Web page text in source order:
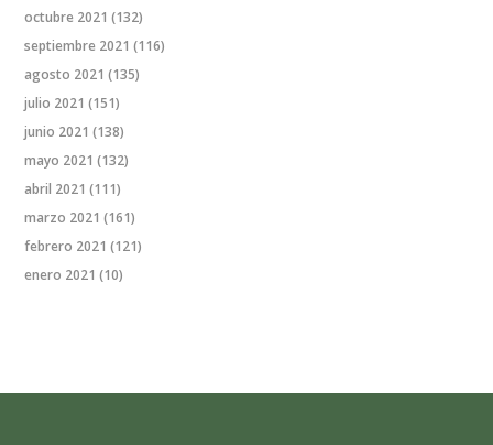
octubre 2021 (132)
septiembre 2021 (116)
agosto 2021 (135)
julio 2021 (151)
junio 2021 (138)
mayo 2021 (132)
abril 2021 (111)
marzo 2021 (161)
febrero 2021 (121)
enero 2021 (10)